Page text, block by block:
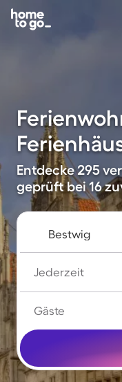
Entdecke 295
geprüft bei 16
Jederzeit
Gäste